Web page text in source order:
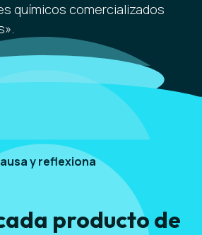
químicos comercializados
y reflexiona
producto de